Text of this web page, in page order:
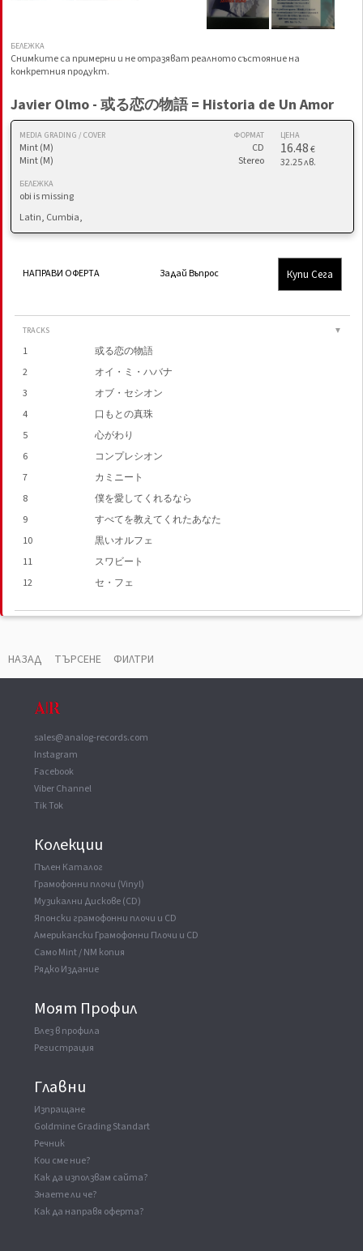
БЕЛЕЖКА
Снимките са примерни и не отразяват реалното състояние на
конкретния продукт.
Javier Olmo - 或る恋の物語 = Historia de Un Amor
MEDIA GRADING / COVER
Mint (M)
Mint (M)
ФОРМАТ
CD
Stereo
ЦЕНА
16.48€
32.25 лв.
БЕЛЕЖКА
obi is missing
Latin, Cumbia,
НАПРАВИ ОФЕРТА Задай Въпрос Купи Сега
TRACKS ▼
1
或る恋の物語
2
オイ・ミ・ハバナ
3
オブ・セシオン
4
口もとの真珠
5
心がわり
6
コンプレシオン
7
カミニート
8
僕を愛してくれるなら
9
すべてを教えてくれたあなた
10
黒いオルフェ
11
スワビート
12
セ・フェ
Copyright (c)
НАЗАД ТЪРСЕНЕ ФИЛТРИ
sales@analog-records.com
Instagram
Facebook
Viber Channel
Tik Tok
Колекции
Пълен Каталог
Грамофонни плочи (Vinyl)
Музикални Дискове (CD)
Японски грамофонни плочи и CD
Американски Грамофонни Плочи и CD
Само Mint / NM копия
Рядко Издание
Моят Профил
Влез в профила
Регистрация
Главни
Изпращане
Goldmine Grading Standart
Речник
Кои сме ние?
Как да използвам сайта?
Знаете ли че?
Как да направя оферта?